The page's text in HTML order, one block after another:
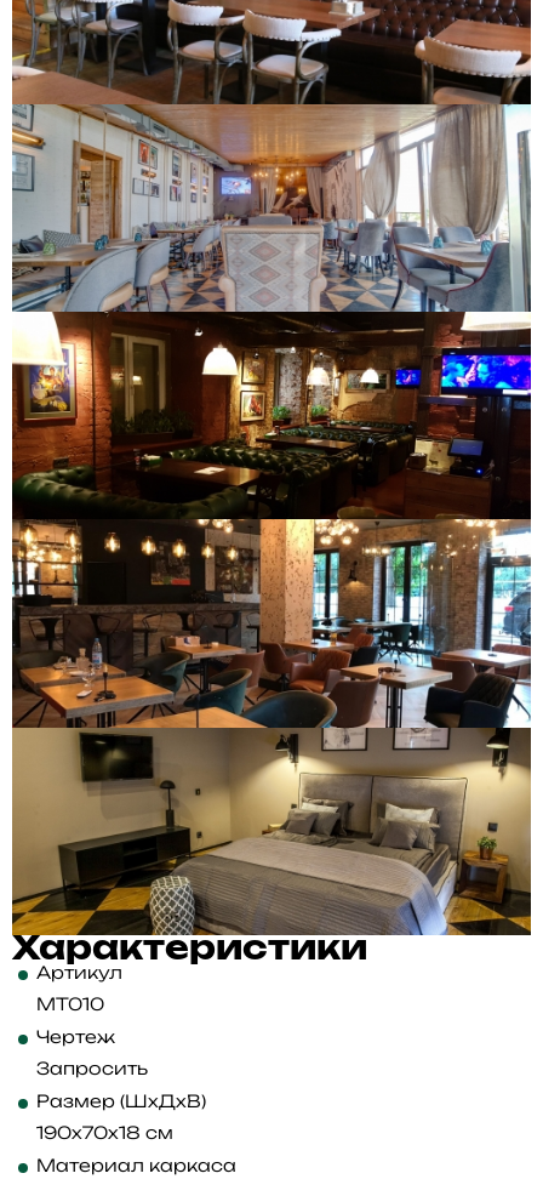
Характеристики
Артикул
MT010
Чертеж
Запросить
Размер (ШхДхВ)
190x70x18 см
Материал каркаса